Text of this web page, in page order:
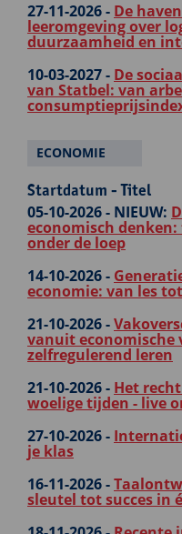
27-11-2026 - De
leeromgeving over
duurzaamheid en
10-03-2027 - De
van Statbel: van
ECONOMIE
Startdatum - Titel
05-10-2026 - NIEUW:
economisch
onder de loep
14-10-2026 -
economie: van les
21-10-2026 -
vanuit economische
zelfregulerend leren
21-10-2026 - Het
woelige tijden - live
27-10-2026 -
je klas
16-11-2026 -
sleutel tot succes in